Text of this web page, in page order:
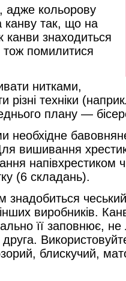
адже кольорову
канву так, що на
канви знаходиться
тож помилитися
нитками,
різні техніки
плану —
необхідне
вишивання
напівхрестиком
(6 складань).
виробників.
її заповнює,
блискучий,